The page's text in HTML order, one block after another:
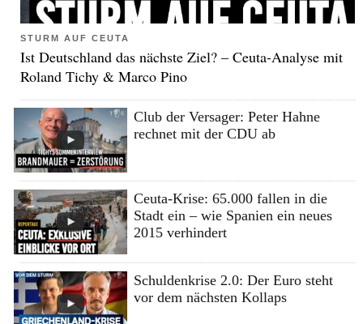
STURM AUF CEUTA
Ist Deutschland das nächste Ziel? – Ceuta-Analyse mit
Roland Tichy & Marco Pino
Club der Versager: Peter Hahne
rechnet mit der CDU ab
Ceuta-Krise: 65.000 fallen in die
Stadt ein – wie Spanien ein neues
2015 verhindert
Schuldenkrise 2.0: Der Euro steht
vor dem nächsten Kollaps